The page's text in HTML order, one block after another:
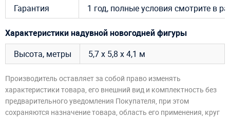
Гарантия 1 год, полные условия смотрите в
Характеристики надувной новогодней фигуры
Высота, метры
5,7 х 5,8 х 4,1 м
Производитель оставляет за собой право изменять
характеристики товара, его внешний вид и комплектность без
предварительного уведомления Покупателя, при этом
сохраняются назначение товара, область его применения, круг